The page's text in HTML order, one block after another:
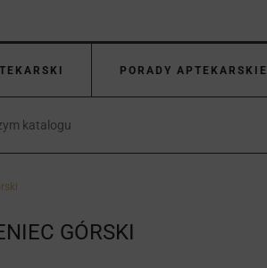
PORADY APTEKARSKIE
GÓRSKI